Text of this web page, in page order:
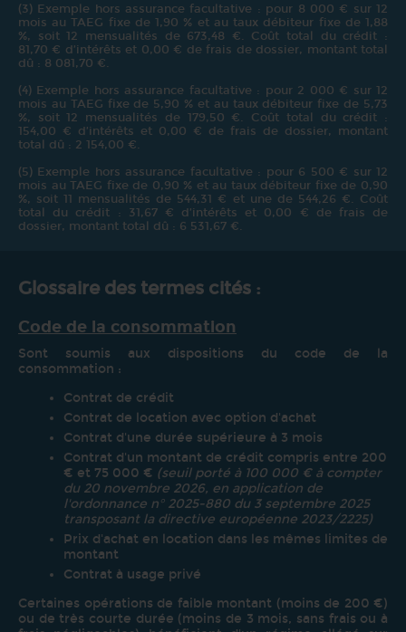
(3) Exemple hors assurance facultative : pour 8 000 € sur 12
mois au TAEG fixe de 1,90 % et au taux débiteur fixe de 1,88
%, soit 12 mensualités de 673,48 €. Coût total du crédit :
81,70 € d’intérêts et 0,00 € de frais de dossier, montant total
dû : 8 081,70 €.
(4) Exemple hors assurance facultative : pour 2 000 € sur 12
mois au TAEG fixe de 5,90 % et au taux débiteur fixe de 5,73
%, soit 12 mensualités de 179,50 €. Coût total du crédit :
154,00 € d’intérêts et 0,00 € de frais de dossier, montant
total dû : 2 154,00 €.
(5) Exemple hors assurance facultative : pour 6 500 € sur 12
mois au TAEG fixe de 0,90 % et au taux débiteur fixe de 0,90
%, soit 11 mensualités de 544,31 € et une de 544,26 €. Coût
total du crédit : 31,67 € d’intérêts et 0,00 € de frais de
dossier, montant total dû : 6 531,67 €.
Glossaire des termes cités :
Code de la consommation
Sont soumis aux dispositions du code de la
consommation :
Contrat de crédit
Contrat de location avec option d'achat
Contrat d'une durée supérieure à 3 mois
Contrat d'un montant de crédit compris entre 200
€ et 75 000 € (seuil porté à 100 000 € à compter
du 20 novembre 2026, en application de
l'ordonnance n° 2025-880 du 3 septembre 2025
transposant la directive européenne 2023/2225)
Prix d'achat en location dans les mêmes limites de
montant
Contrat à usage privé
Certaines opérations de faible montant (moins de 200 €)
ou de très courte durée (moins de 3 mois, sans frais ou à